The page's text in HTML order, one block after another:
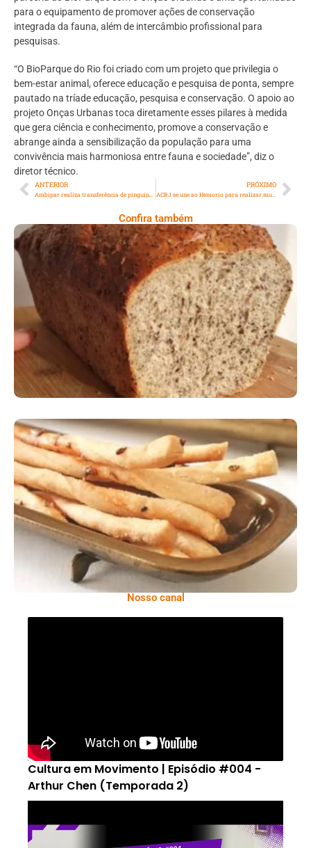
para o equipamento de promover ações de conservação
integrada da fauna, além de intercâmbio profissional para
pesquisas.
“O BioParque do Rio foi criado com um projeto que privilegia o
bem-estar animal, oferece educação e pesquisa de ponta, sempre
pautado na tríade educação, pesquisa e conservação. O apoio ao
projeto Onças Urbanas toca diretamente esses pilares à medida
que gera ciência e conhecimento, promove a conservação e
abrange ainda a sensibilização da população para uma
convivência mais harmoniosa entre fauna e sociedade”, diz o
diretor técnico.
ANTERIOR PRÓXIMO
ACRJ se une ao Hemorio para realizar mutirão de doação de sangue na sede, no Centro do Rio
Confira também
Comer Bem: Pão Low Carb
Comer Bem: Palitinhos De Cebola E Salsa
Nosso canal
Cultura em Movimento | Episódio #004 -
Arthur Chen (Temporada 2)